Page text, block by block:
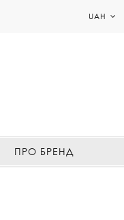
UAH
ПРО БРЕНД